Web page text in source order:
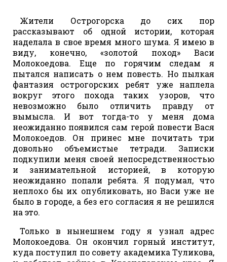
Жители Острогорска до сих пор
рассказывают об одной истории, которая
наделала в свое время много шума. Я имею в
виду, конечно, «золотой поход» Васи
Молокоедова. Еще по горячим следам я
пытался написать о нем повесть. Но пылкая
фантазия острогорских ребят уже наплела
вокруг этого похода таких узоров, что
невозможно было отличить правду от
вымысла. И вот тогда-то у меня дома
неожиданно появился сам герой повести Вася
Молокоедов. Он принес мне почитать три
довольно объемистые тетради. Записки
подкупили меня своей непосредственностью
и занимательной историей, в которую
неожиданно попали ребята. Я подумал, что
неплохо бы их опубликовать, но Васи уже не
было в городе, а без его согласия я не решился
на это.
Только в нынешнем году я узнал адрес
Молокоедова. Он окончил горный институт,
куда поступил по совету академика Туликова,